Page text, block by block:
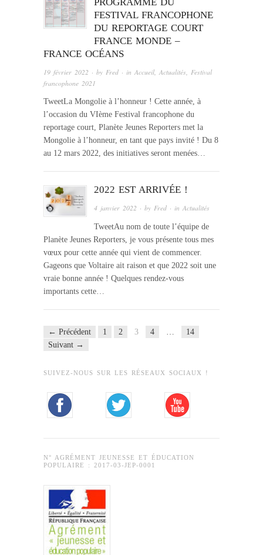
FESTIVAL FRANCOPHONE
DU REPORTAGE COURT
FRANCE MONDE –
FRANCE OCÉANS
19 février 2022 · by Fred · in Accueil Actualités
Festival
francophone 2021
TweetLa Mongolie à l’honneur ! Cette année, à
l’occasion du VIème Festival francophone du
reportage court, Planète Jeunes Reporters met la
Mongolie à l’honneur, en tant que pays invité ! Du 8
au 12 mars 2022, des initiatives seront menées…
2022 EST ARRIVÉE !
4 janvier 2022 · byFred · inActualités
TweetAu nom de toute l’équipe de
Planète Jeunes Reporters, je vous présente tous mes
vœux pour cette année qui vient de commencer.
Gageons que Voltaire ait raison et que 2022 soit une
vraie bonne année ! Quelques rendez-vous
importants cette…
← Précédent 1 2 3 4
14
Suivant →
SUIVEZ-NOUS SUR LES RÉSEAUX SOCIAUX !
N° AGRÉMENT JEUNESSE ET ÉDUCATION
POPULAIRE : 2017-03-JEP-0001